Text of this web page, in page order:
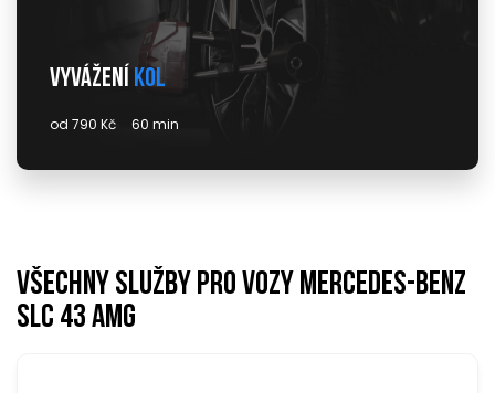
Vyvážení kol
od 790 Kč 60 min
Všechny služby pro vozy mercedes-benz
slc 43 amg